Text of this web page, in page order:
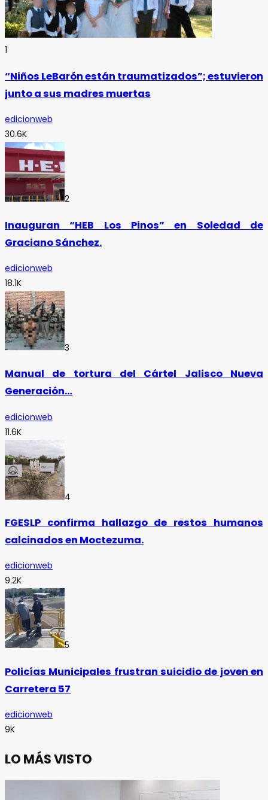
1
“Niños LeBarón están traumatizados”; estuvieron
junto a sus madres muertas
edicionweb
30.6K
2
Inauguran “HEB Los Pinos” en Soledad de
Graciano Sánchez.
edicionweb
18.1K
3
Manual de tortura del Cártel Jalisco Nueva
Generación…
edicionweb
11.6K
4
FGESLP confirma hallazgo de restos humanos
calcinados en Moctezuma.
edicionweb
9.2K
5
Policías Municipales frustran suicidio de joven en
Carretera 57
edicionweb
9K
LO MÁS VISTO